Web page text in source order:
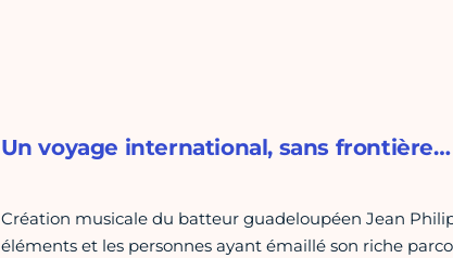
Un voyage international, sans
Création musicale du batteur guadeloupéen Jean
éléments et les personnes ayant émaillé son riche